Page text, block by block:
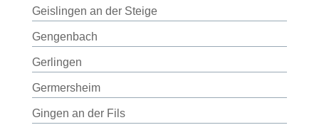
Geislingen an der Steige
Gengenbach
Gerlingen
Germersheim
Gingen an der Fils